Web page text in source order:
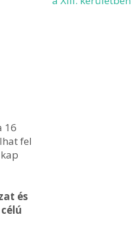
16
fel
és